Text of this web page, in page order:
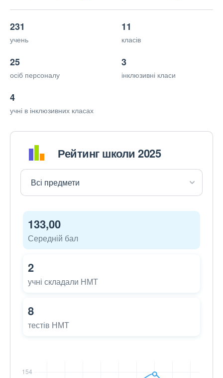
231
учень
11
класів
25
осіб персоналу
3
інклюзивні класи
4
учні в інклюзивних класах
Рейтинг школи 2025
133,00
Середній бал
2
учні складали НМТ
8
тестів НМТ